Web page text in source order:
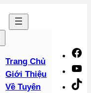
Trang Chủ
Giới Thiệu
Về Tuyên